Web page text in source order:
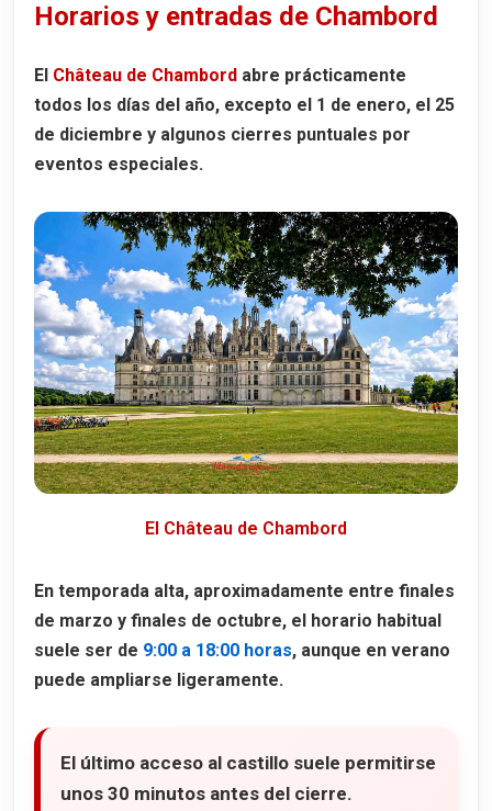
Horarios y entradas de Chambord
El Château de Chambord abre prácticamente
todos los días del año, excepto el 1 de enero, el 25
de diciembre y algunos cierres puntuales por
eventos especiales.
El Château de Chambord
En temporada alta, aproximadamente entre finales
de marzo y finales de octubre, el horario habitual
suele ser de 9:00 a 18:00 horas, aunque en verano
puede ampliarse ligeramente.
El último acceso al castillo suele permitirse
unos 30 minutos antes del cierre.